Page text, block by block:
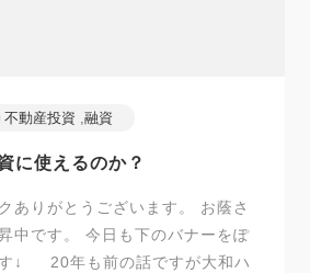
不動産投資 ,融資
に使えるのか？
ありがとうございます。 お蔭さ
中です。 今日も下のバナーをぽ
す↓ 20年も前の話ですが大和ハ